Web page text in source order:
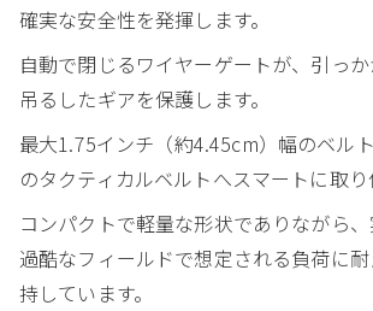
確実な安全性を発揮します。
自動で閉じるワイヤーゲートが、引っ
吊るしたギアを保護します。
最大1.75インチ（約4.45cm）幅のベル
のタクティカルベルトへスマートに取り
コンパクトで軽量な形状でありながら
過酷なフィールドで想定される負荷に
持しています。